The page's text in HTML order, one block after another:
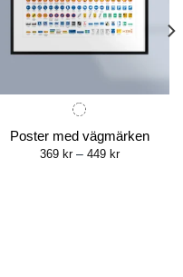
Poster med vägmärken
369 kr – 449 krPrice